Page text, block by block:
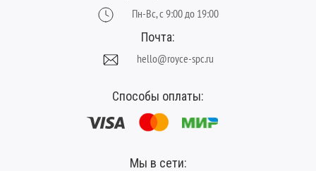
Пн-Вс, с 9:00 до 19:00
Почта:
hello@royce-spc.ru
Способы оплаты:
Мы в сети: